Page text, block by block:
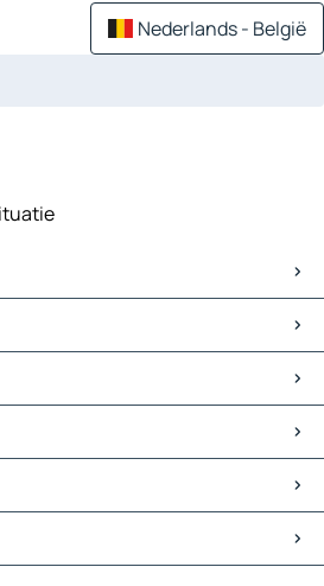
Nederlands - België